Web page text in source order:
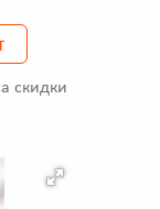
скидки